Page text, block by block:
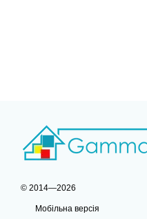
© 2014—2026
Мобільна версія